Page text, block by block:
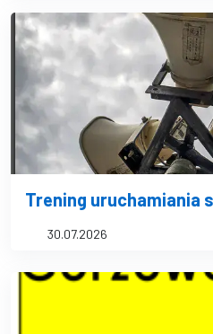
Trening uruchamiania
30.07.2026